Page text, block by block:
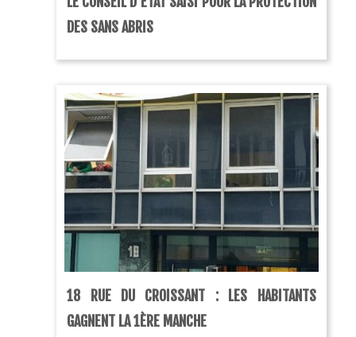
DES SANS ABRIS
18 RUE DU CROISSANT : LES HABITANTS
GAGNENT LA 1ÈRE MANCHE